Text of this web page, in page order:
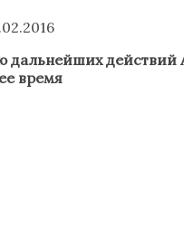
дальнейших действий
время